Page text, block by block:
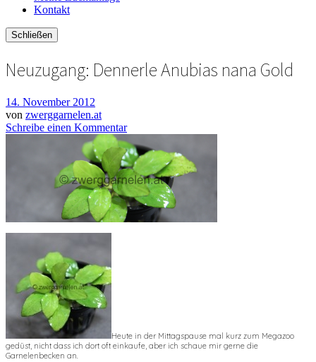
Kontakt
Schließen
Neuzugang: Dennerle Anubias nana Gold
14. November 2012
von zwerggarnelen.at
Schreibe einen Kommentar
Heute in der Mittagspause mal kurz zum Megazoo
gedüst, nicht dass ich dort oft einkaufe, aber ich schaue mir gerne die
Garnelenbecken an.